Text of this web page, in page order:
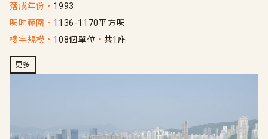
落成年份
1993
呎吋範圍
1136-1170平方呎
樓宇規模
108個單位 共1座
更多